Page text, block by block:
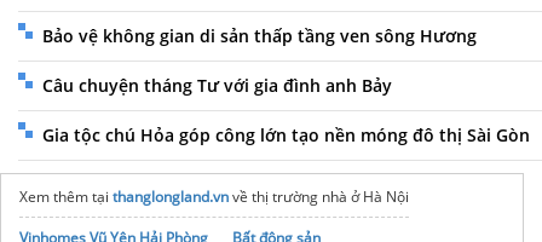
Bảo vệ không gian di sản thấp tầng ven sông Hương
Câu chuyện tháng Tư với gia đình anh Bảy
Gia tộc chú Hỏa góp công lớn tạo nền móng đô thị Sài Gòn
Xem thêm tại thanglongland.vnvề thị trường nhà ở Hà Nội